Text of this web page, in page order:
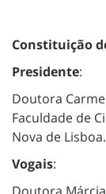
Constituição
Presidente:
Doutora
Faculdade de
Nova de Lisboa.
Vogais: